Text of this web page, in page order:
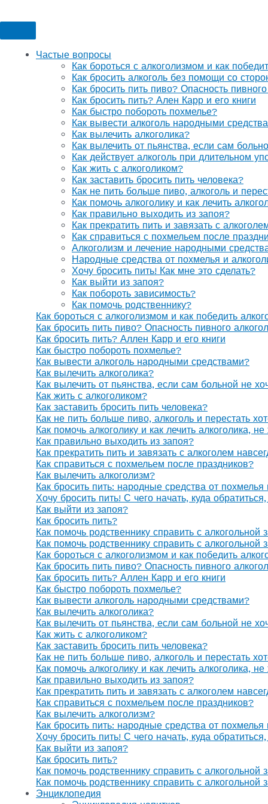
Частые вопросы
Как бороться с алкоголизмом и как
Как бросить алкоголь без помощи со
Как бросить пить пиво? Опасность
Как бросить пить? Ален Карр и его книги
Как быстро побороть похмелье?
Как вывести алкоголь народными
Как вылечить алкоголика?
Как вылечить от пьянства, если сам
Как действует алкоголь при длительном
Как жить с алкоголиком?
Как заставить бросить пить человека?
Как не пить больше пиво, алкоголь и
Как помочь алкоголику и как лечить
Как правильно выходить из запоя?
Как прекратить пить и завязать с
Как справиться с похмельем после
Алкоголизм и лечение народными
Народные средства от похмелья и
Хочу бросить пить! Как мне это сделать?
Как выйти из запоя?
Как побороть зависимость?
Как помочь родственнику?
Как бороться с алкоголизмом и как победить
Как бросить пить пиво? Опасность пивного
Как бросить пить? Аллен Карр и его книги
Как быстро побороть похмелье?
Как вывести алкоголь народными средствами?
Как вылечить алкоголика?
Как вылечить от пьянства, если сам больной не
Как жить с алкоголиком?
Как заставить бросить пить человека?
Как не пить больше пиво, алкоголь и перестать
Как помочь алкоголику и как лечить алкоголика,
Как правильно выходить из запоя?
Как прекратить пить и завязать с алкоголем
Как справиться с похмельем после праздников?
Как вылечить алкоголизм?
Как бросить пить: народные средства от похмелья
Хочу бросить пить! С чего начать, куда
Как выйти из запоя?
Как бросить пить?
Как помочь родственнику справить с алкогольной
Как помочь родственнику справить с алкогольной
Как бороться с алкоголизмом и как победить
Как бросить пить пиво? Опасность пивного
Как бросить пить? Аллен Карр и его книги
Как быстро побороть похмелье?
Как вывести алкоголь народными средствами?
Как вылечить алкоголика?
Как вылечить от пьянства, если сам больной не
Как жить с алкоголиком?
Как заставить бросить пить человека?
Как не пить больше пиво, алкоголь и перестать
Как помочь алкоголику и как лечить алкоголика,
Как правильно выходить из запоя?
Как прекратить пить и завязать с алкоголем
Как справиться с похмельем после праздников?
Как вылечить алкоголизм?
Как бросить пить: народные средства от похмелья
Хочу бросить пить! С чего начать, куда
Как выйти из запоя?
Как бросить пить?
Как помочь родственнику справить с алкогольной
Как помочь родственнику справить с алкогольной
Энциклопедия